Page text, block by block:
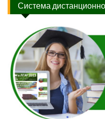
Система